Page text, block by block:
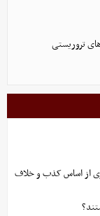
از اساس کذب و خلاف